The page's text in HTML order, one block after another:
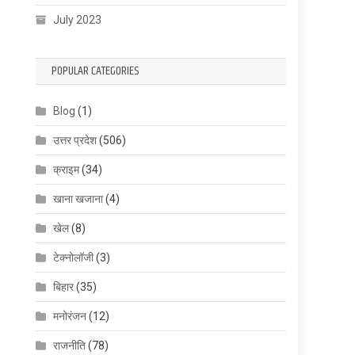
July 2023
POPULAR CATEGORIES
Blog (1)
उत्तर प्रदेश(506)
क्राइम(34)
खाना खजाना(4)
खेल(8)
टेक्नोलॉजी(3)
बिहार(35)
मनोरंजन(12)
राजनीति(78)